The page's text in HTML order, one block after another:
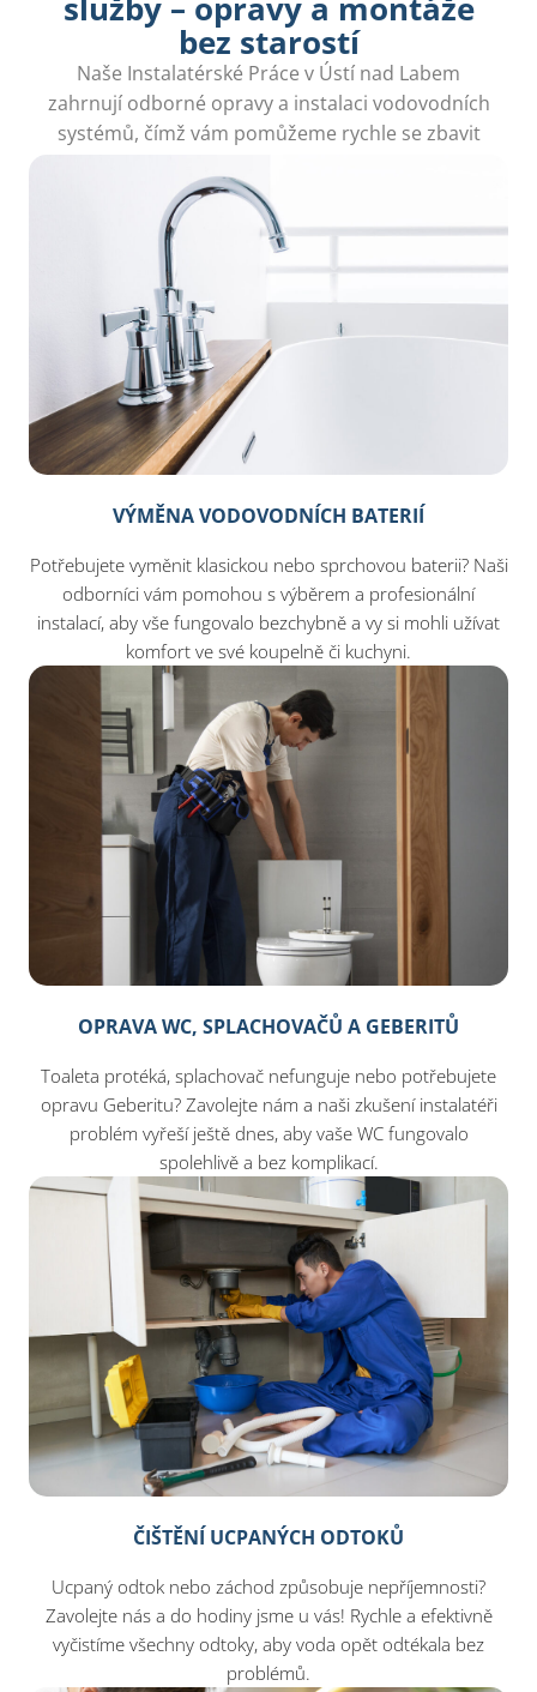
služby – opravy a montáže
bez starostí
Naše Instalatérské Práce v Ústí nad Labem
zahrnují odborné opravy a instalaci vodovodních
systémů, čímž vám pomůžeme rychle se zbavit
VÝMĚNA VODOVODNÍCH BATERIÍ
Potřebujete vyměnit klasickou nebo sprchovou baterii? Naši
odborníci vám pomohou s výběrem a profesionální
instalací, aby vše fungovalo bezchybně a vy si mohli užívat
komfort ve své koupelně či kuchyni.
OPRAVA WC, SPLACHOVAČŮ A GEBERITŮ
Toaleta protéká, splachovač nefunguje nebo potřebujete
opravu Geberitu? Zavolejte nám a naši zkušení instalatéři
problém vyřeší ještě dnes, aby vaše WC fungovalo
spolehlivě a bez komplikací.
ČIŠTĚNÍ UCPANÝCH ODTOKŮ
Ucpaný odtok nebo záchod způsobuje nepříjemnosti?
Zavolejte nás a do hodiny jsme u vás! Rychle a efektivně
vyčistíme všechny odtoky, aby voda opět odtékala bez
problémů.